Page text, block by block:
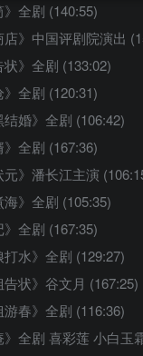
全剧 (140:55)
》中国评剧院演出
》全剧 (133:02)
全剧 (120:31)
婚》全剧 (106:42)
全剧 (167:36)
》潘长江主演
》全剧 (105:35)
全剧 (167:35)
水》全剧 (129:27)
状》谷文月 (167:25)
春》全剧 (116:36)
全剧 喜彩莲 小白玉